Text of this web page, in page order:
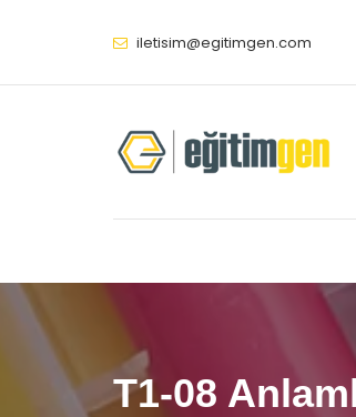
iletisim@egitimgen.com
T1-08